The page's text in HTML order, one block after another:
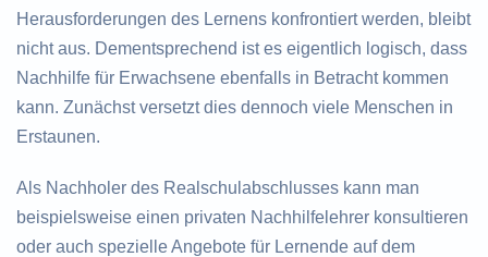
Herausforderungen des Lernens konfrontiert werden, bleibt
nicht aus. Dementsprechend ist es eigentlich logisch, dass
Nachhilfe für Erwachsene ebenfalls in Betracht kommen
kann. Zunächst versetzt dies dennoch viele Menschen in
Erstaunen.
Als Nachholer des Realschulabschlusses kann man
beispielsweise einen privaten Nachhilfelehrer konsultieren
oder auch spezielle Angebote für Lernende auf dem